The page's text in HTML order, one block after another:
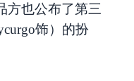
方也公布了第三
饰）的扮